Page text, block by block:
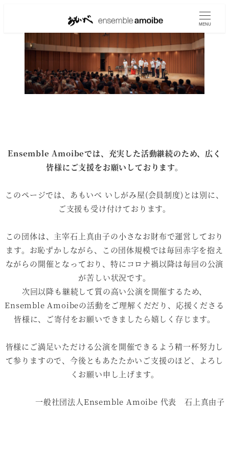
MENU
Ensemble Amoibeでは、充実した活動継続のため、広く
皆様にご支援をお願いしております。
このページでは、あもいべ いしがみ屋(会員制度)とは別に、
ご支援も受け付けております。
この団体は、主宰石上真由子の小さなお財布で運営しており
ます。お恥ずかしながら、この団体規模では毎回赤字を抱え
ながらの開催となっており、特にコロナ禍以降は毎回の公演
が苦しい状況です。
次回以降も継続して質の高い公演を開催するため、
Ensemble Amoibeの活動をご理解くだだり、応援くださる
皆様に、ご寄付をお願いできましたら嬉しく存じます。
皆様にご満足いただける公演を開催できるよう精一杯努力し
て参りますので、今後ともあたたかいご支援のほど、よろし
くお願い申し上げます。
一般社団法人Ensemble Amoibe 代表 石上真由子